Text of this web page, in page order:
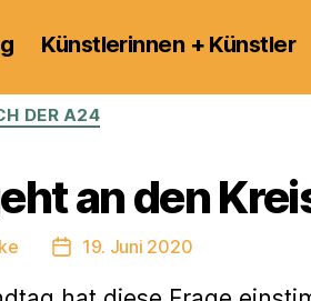
Künstlerinnen + Künstler
Kategorien
DER A24
an den
Veröffentlichungsdatum
19. Juni 2020